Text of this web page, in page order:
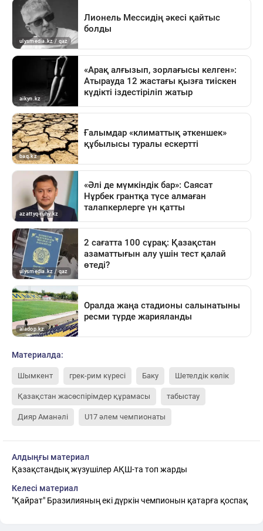
Материалда:
Шымкент грек-рим күресі Баку Шетелдік көлік
Қазақстан жасөспірімдер құрамасы табыстау
Дияр Аманәлі U17 әлем чемпионаты
Алдыңғы материал
Қазақстандық жүзушілер АҚШ-та топ жарды
Келесі материал
"Қайрат" Бразилияның екі дүркін чемпионын қатарға қоспақ